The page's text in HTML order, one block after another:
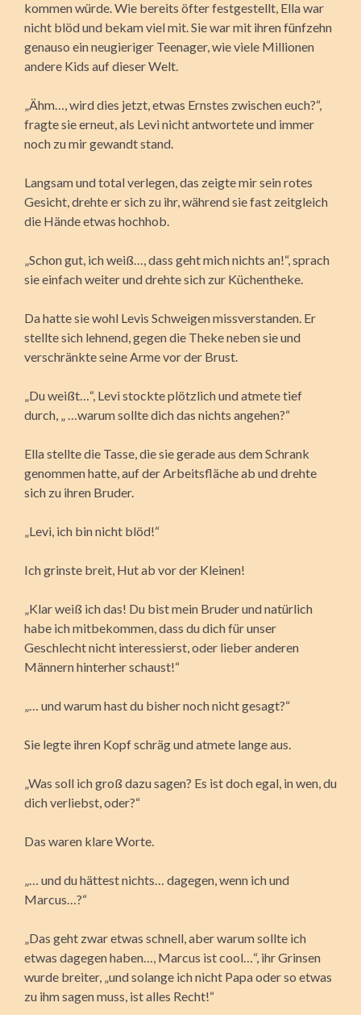
kommen würde. Wie bereits öfter festgestellt, Ella war
nicht blöd und bekam viel mit. Sie war mit ihren fünfzehn
genauso ein neugieriger Teenager, wie viele Millionen
andere Kids auf dieser Welt.
„Ähm…, wird dies jetzt, etwas Ernstes zwischen euch?“,
fragte sie erneut, als Levi nicht antwortete und immer
noch zu mir gewandt stand.
Langsam und total verlegen, das zeigte mir sein rotes
Gesicht, drehte er sich zu ihr, während sie fast zeitgleich
die Hände etwas hochhob.
„Schon gut, ich weiß…, dass geht mich nichts an!“, sprach
sie einfach weiter und drehte sich zur Küchentheke.
Da hatte sie wohl Levis Schweigen missverstanden. Er
stellte sich lehnend, gegen die Theke neben sie und
verschränkte seine Arme vor der Brust.
„Du weißt…“, Levi stockte plötzlich und atmete tief
durch, „ …warum sollte dich das nichts angehen?“
Ella stellte die Tasse, die sie gerade aus dem Schrank
genommen hatte, auf der Arbeitsfläche ab und drehte
sich zu ihren Bruder.
„Levi, ich bin nicht blöd!“
Ich grinste breit, Hut ab vor der Kleinen!
„Klar weiß ich das! Du bist mein Bruder und natürlich
habe ich mitbekommen, dass du dich für unser
Geschlecht nicht interessierst, oder lieber anderen
Männern hinterher schaust!“
„… und warum hast du bisher noch nicht gesagt?“
Sie legte ihren Kopf schräg und atmete lange aus.
„Was soll ich groß dazu sagen? Es ist doch egal, in wen, du
dich verliebst, oder?“
Das waren klare Worte.
„… und du hättest nichts… dagegen, wenn ich und
Marcus…?“
„Das geht zwar etwas schnell, aber warum sollte ich
etwas dagegen haben…, Marcus ist cool…“, ihr Grinsen
wurde breiter, „und solange ich nicht Papa oder so etwas
zu ihm sagen muss, ist alles Recht!“